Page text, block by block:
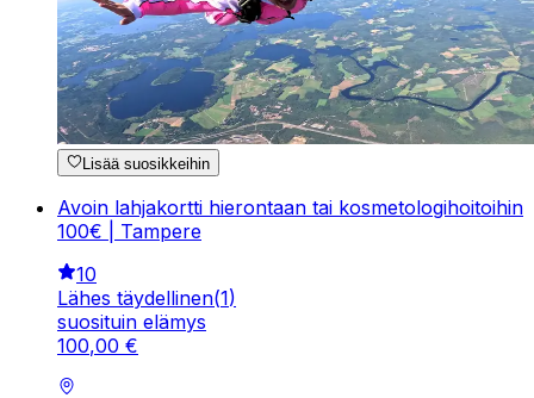
Lisää suosikkeihin
Avoin lahjakortti hierontaan tai kosmetologihoitoihin
100€ | Tampere
10
Lähes täydellinen(1)
suosituin elämys
100,00 €